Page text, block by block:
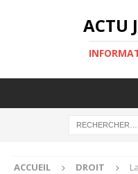
ACTU
ACCUEIL DROIT